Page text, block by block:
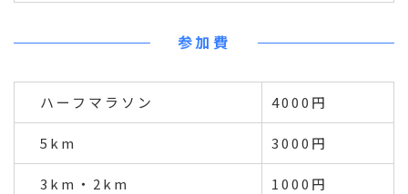
参加費
ハーフマラソン 4000円
5km 3000円
3km・2km 1000円